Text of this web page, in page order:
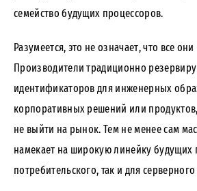
семейство будущих процессоров.
Разумеется, это не означает, что все
Производители традиционно
идентификаторов для инженерных
корпоративных решений или
не выйти на рынок. Тем не менее сам
намекает на широкую линейку будущих
потребительского, так и для